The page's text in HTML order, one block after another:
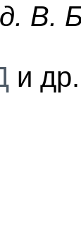
B.
и